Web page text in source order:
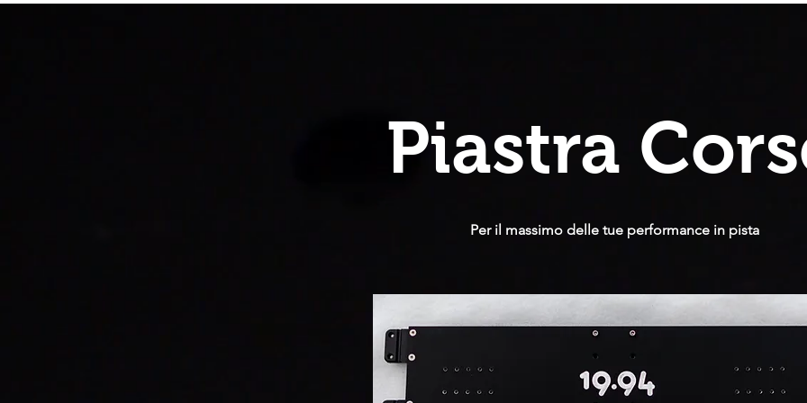
Piastra
Per il massimo delle tue performance in pista